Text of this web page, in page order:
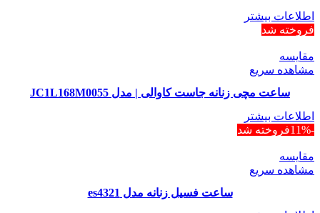
اطلاعات بیشتر
فروخته شد
مقایسه
مشاهده سریع
ساعت مچی زنانه جاست کاوالی | مدل JC1L168M0055
اطلاعات بیشتر
-11%
فروخته شد
مقایسه
مشاهده سریع
ساعت فسیل زنانه مدل es4321